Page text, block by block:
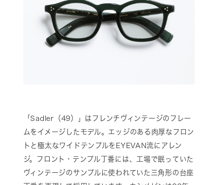
「Sadler（49）」はフレンチヴィンテージのフレー
ムをイメージしたモデル。エッジのある肉厚なフロン
トと極太なワイドテンプルをEYEVAN流にアレン
ジ。フロント・テンプル丁番には、工場で眠っていた
ヴィンテージのサンプルに使われていた三角形の台座